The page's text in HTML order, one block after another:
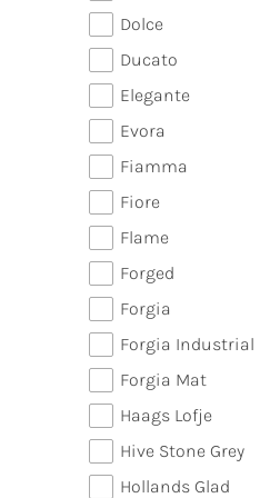
Dolce
Ducato
Elegante
Evora
Fiamma
Fiore
Flame
Forged
Forgia
Forgia Industrial
Forgia Mat
Haags Lofje
Hive Stone Grey
Hollands Glad